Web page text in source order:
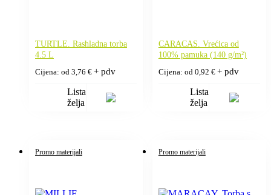
TURTLE. Rashladna torba
4.5 L
Cijena: od 3,76 € + pdv
Lista
želja
CARACAS. Vrećica od
100% pamuka (140 g/m²)
Cijena: od 0,92 € + pdv
Lista
želja
Promo materijali Promo materijali